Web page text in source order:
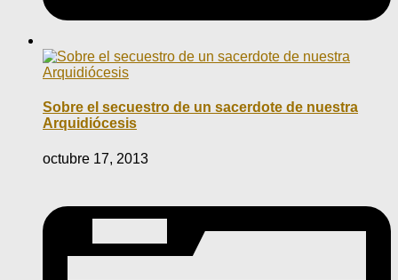
Sobre el secuestro de un sacerdote de nuestra
Arquidiócesis
octubre 17, 2013